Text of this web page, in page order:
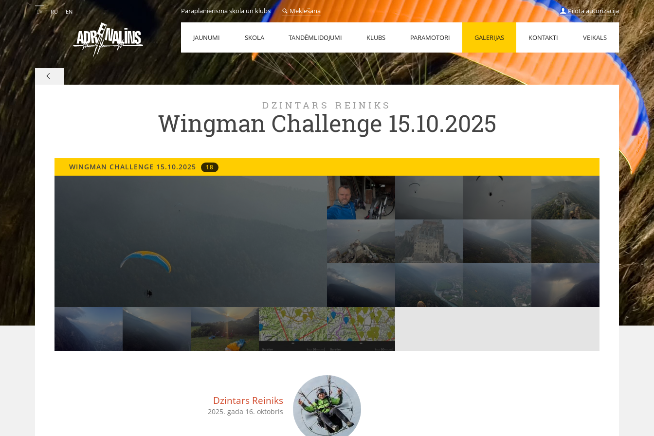
LV RU EN Paraplanierisma skola un klubs Meklēšana Pilota autorizācija
JAUNUMI SKOLA TANDĒMLIDOJUMI KLUBS PARAMOTORI GALERIJAS KONTAKTI VEIKALS
DZINTARS REINIKS
Wingman Challenge 15.10.2025
WINGMAN CHALLENGE 15.10.2025 18
Dzintars Reiniks
2025. gada 16. oktobris